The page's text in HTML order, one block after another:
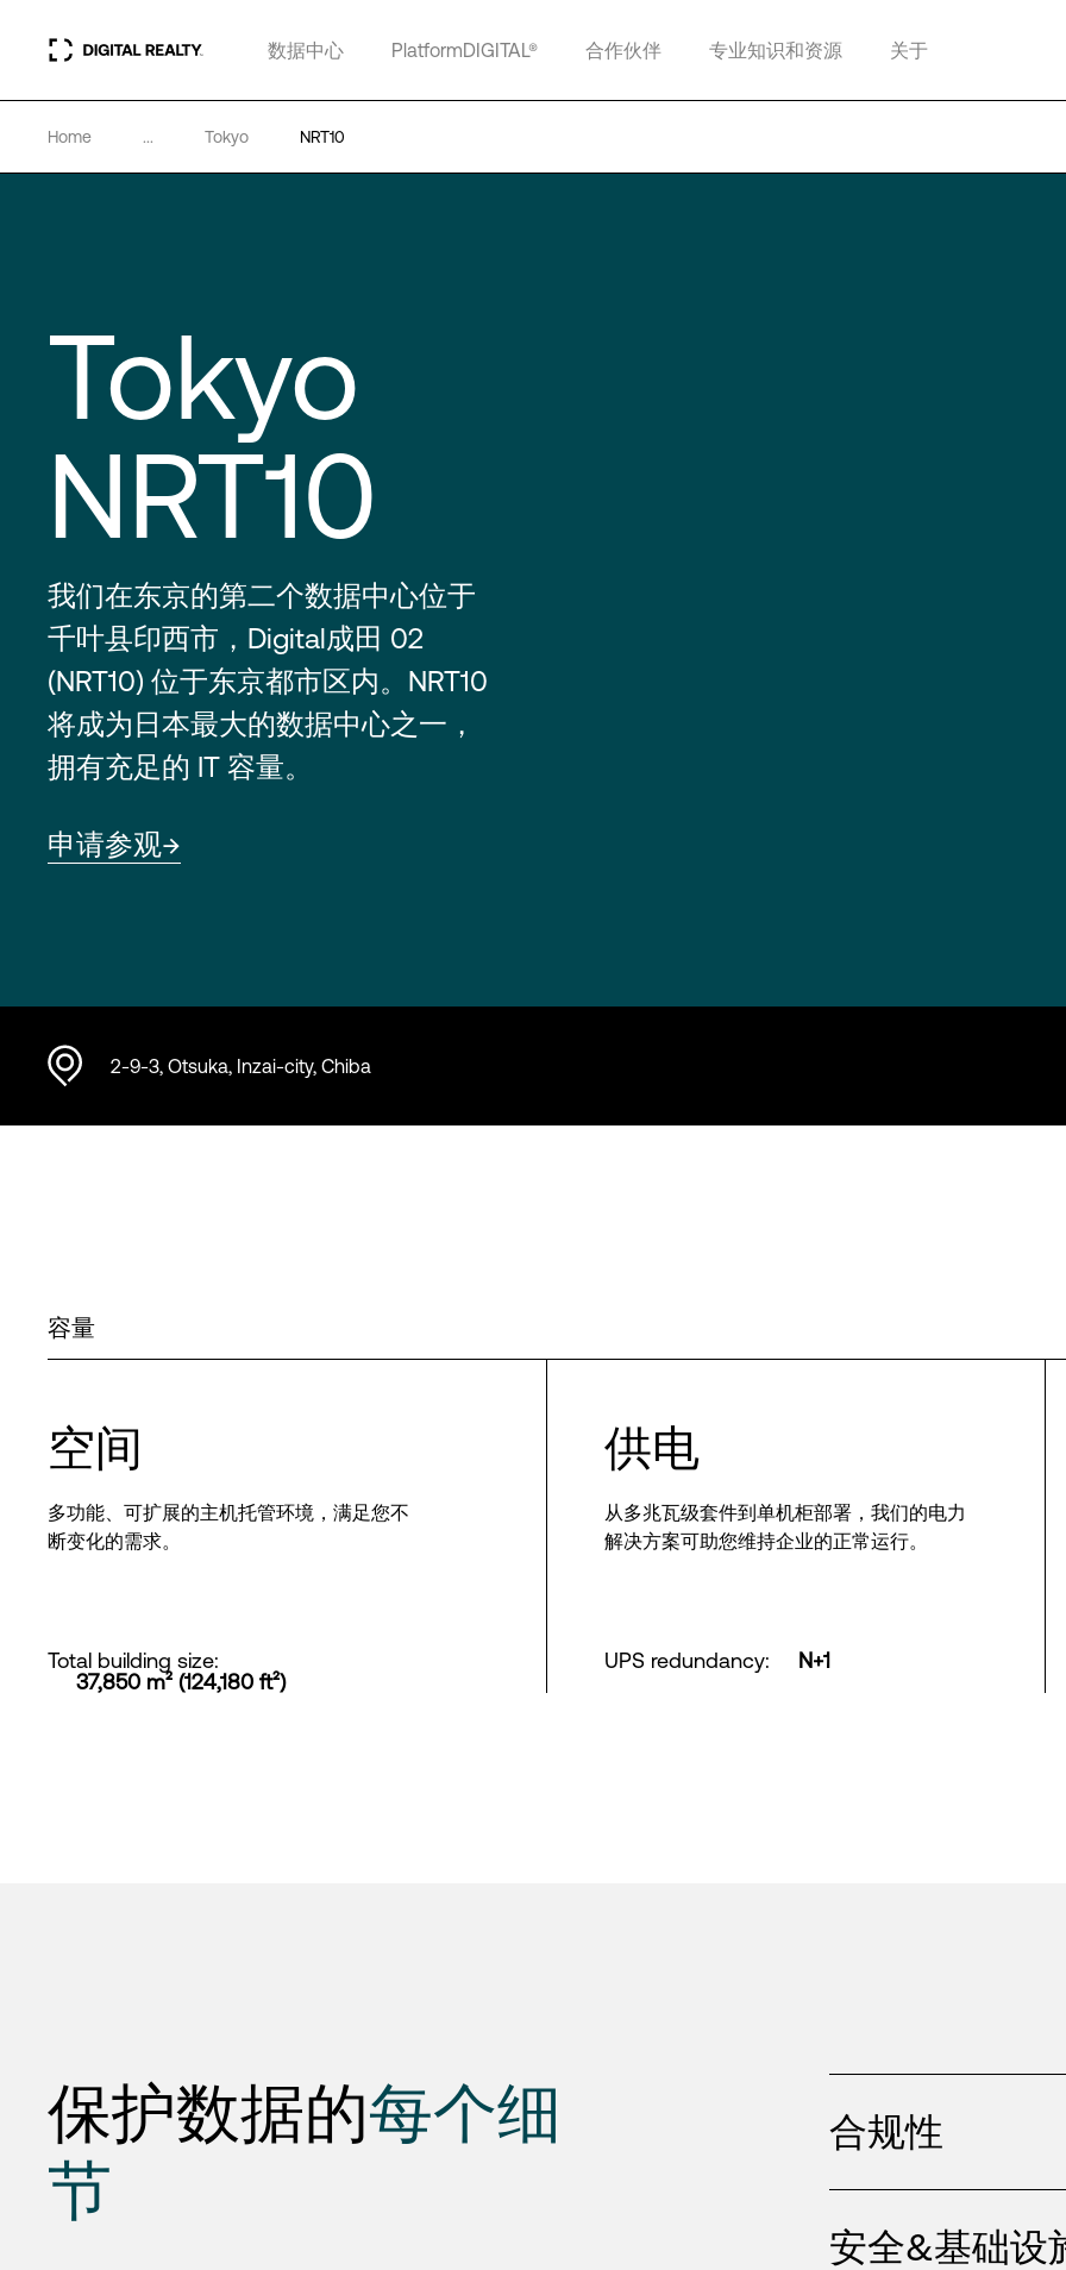
数据中心 PlatformDIGITAL® 合作伙伴 专业知识和资源 关于
Home ... Tokyo NRT10
Tokyo
NRT10
我们在东京的第二个数据中心位于
千叶县印西市，Digital成田 02
(NRT10) 位于东京都市区内。NRT10
将成为日本最大的数据中心之一，
拥有充足的 IT 容量。
申请参观
2-9-3, Otsuka, Inzai-city, Chiba
容量
空间
多功能、可扩展的主机托管环境，满足您不
断变化的需求。
Total building size:
37,850 m² (124,180 ft²)
供电
从多兆瓦级套件到单机柜部署，我们的电力
解决方案可助您维持企业的正常运行。
UPS redundancy: N+1
保护数据的每个细
节
合规性
安全&基础设